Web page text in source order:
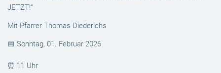
JETZT!“
Mit Pfarrer Thomas Diederichs
📅 Sonntag, 01. Februar 2026
⏰ 11 Uhr